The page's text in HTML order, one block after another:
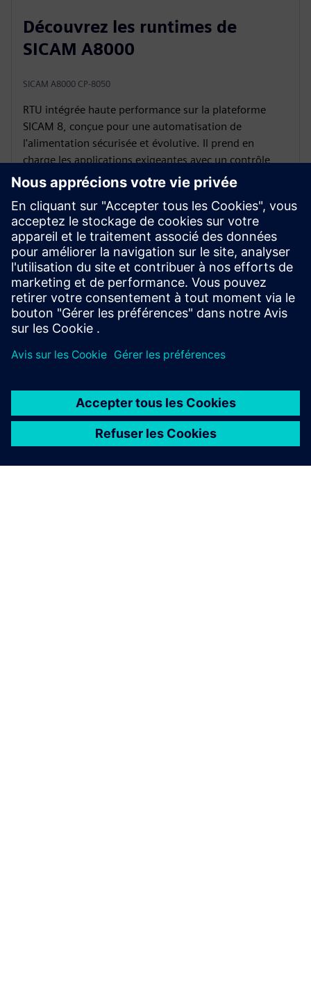
Découvrez les runtimes de
SICAM A8000
SICAM A8000 CP-8050
RTU intégrée haute performance sur la plateforme
SICAM 8, conçue pour une automatisation de
l'alimentation sécurisée et évolutive. Il prend en
charge les applications exigeantes avec un contrôle
avancé, une communication et une ingénierie
centralisée via SICAM Device Manager
Solution d'alimentation tout-en-
un